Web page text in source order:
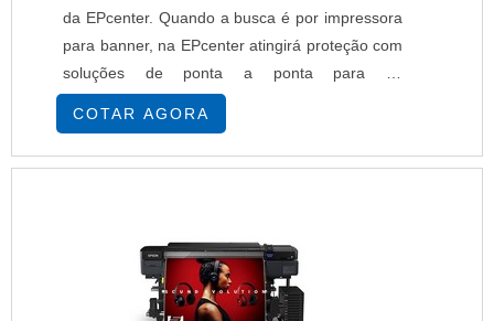
da EPcenter. Quando a busca é por impressora
para banner, na EPcenter atingirá proteção com
soluções de ponta a ponta para os
parceiros.INFORMAÇÕES INTERESSANTES
SOBRE A IMPRESSORA PARA BANNERHá
muitas maneiras eficientes de demonstrar
proporcionar uma estrutura co...
COTAR AGORA